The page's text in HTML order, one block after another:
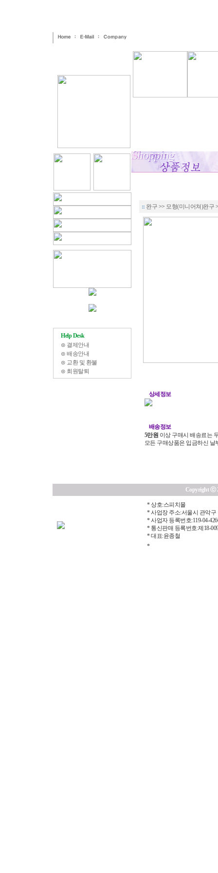
Help Desk
⊙ 결제안내
⊙배송안내
⊙ 교환 및 환불
⊙ 회원탈퇴
:: 완구 >> 모형(미니어쳐)완구
상세정보
배송정보
5만원 이상 구매시 배송료는
모든 구매상품은 입금하신 날
Copyright ⓒ
* 상호:스피치몰
* 사업장 주소:서울시 관악구
* 사업자 등록번호:119-04-
* 통신판매 등록번호:제18-
* 대표:윤종철
*